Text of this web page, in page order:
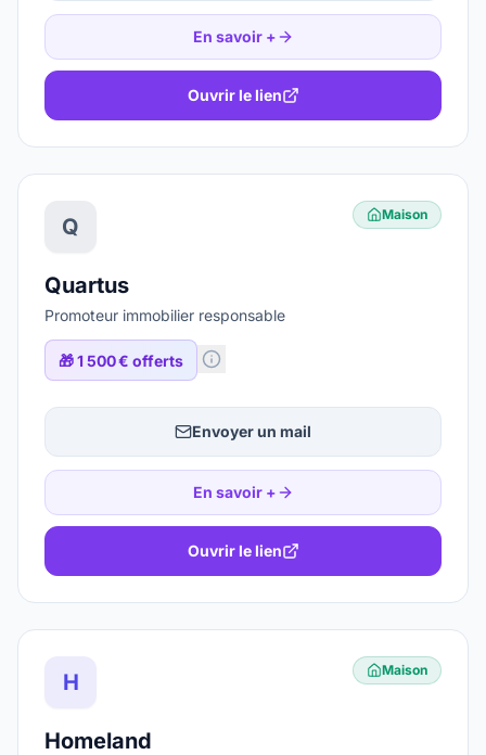
En savoir +
Ouvrir le lien
Q Maison
Quartus
Promoteur immobilier responsable
🎁1 500 € offerts
Envoyer un mail
En savoir +
Ouvrir le lien
H Maison
Homeland